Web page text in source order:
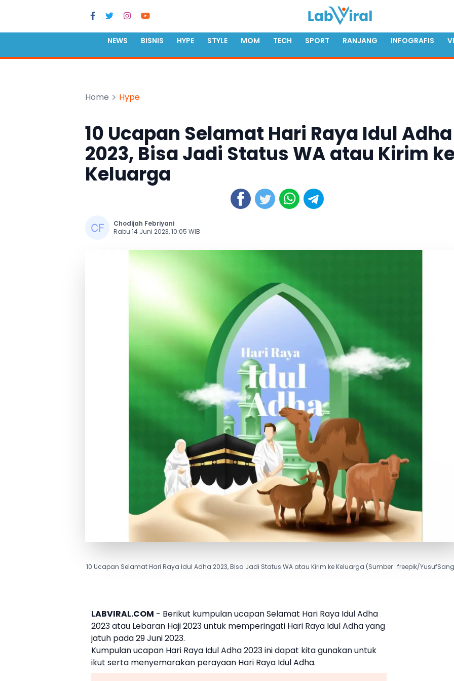
NEWS BISNIS HYPE STYLE MOM TECH SPORT RANJANG INFOGRAFIS
Home Hype
10 Ucapan Selamat Hari Raya Idul Adha
2023, Bisa Jadi Status WA atau Kirim
Keluarga
Chodijah Febriyani
Rabu 14 Juni 2023, 10:05 WIB
10 Ucapan Selamat Hari Raya Idul Adha 2023, Bisa Jadi Status WA atau Kirim ke Keluarga (Sumber : freepik/
LABVIRAL.COM - Berikut kumpulan ucapanSelamat Hari Raya Idul Adha
2023atau Lebaran Haji2023 untuk memperingati Hari Raya Idul Adhayang
jatuh pada29 Juni 2023.
Kumpulanucapan Hari Raya Idul Adha 2023ini dapat kita gunakan untuk
ikut serta menyemarakan perayaan Hari Raya Idul Adha.